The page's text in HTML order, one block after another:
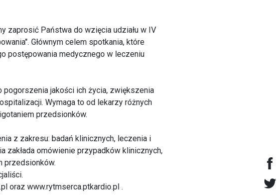
zaprosić Państwa do wzięcia udziału w IV
Głównym celem spotkania, które
postępowania medycznego w leczeniu
jakości ich życia, zwiększenia
Wymaga to od lekarzy różnych
przedsionków.
z zakresu: badań klinicznych, leczenia i
zakłada omówienie przypadków klinicznych,
przedsionków.
oraz www.rytmserca.ptkardio.pl .